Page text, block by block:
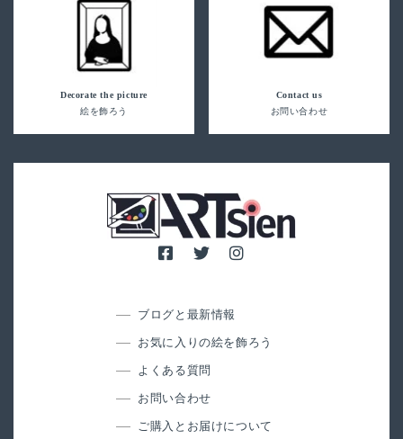
Decorate the picture
絵を飾ろう
Contact us
お問い合わせ
ブログと最新情報
お気に入りの絵を飾ろう
よくある質問
お問い合わせ
ご購入とお届けについて